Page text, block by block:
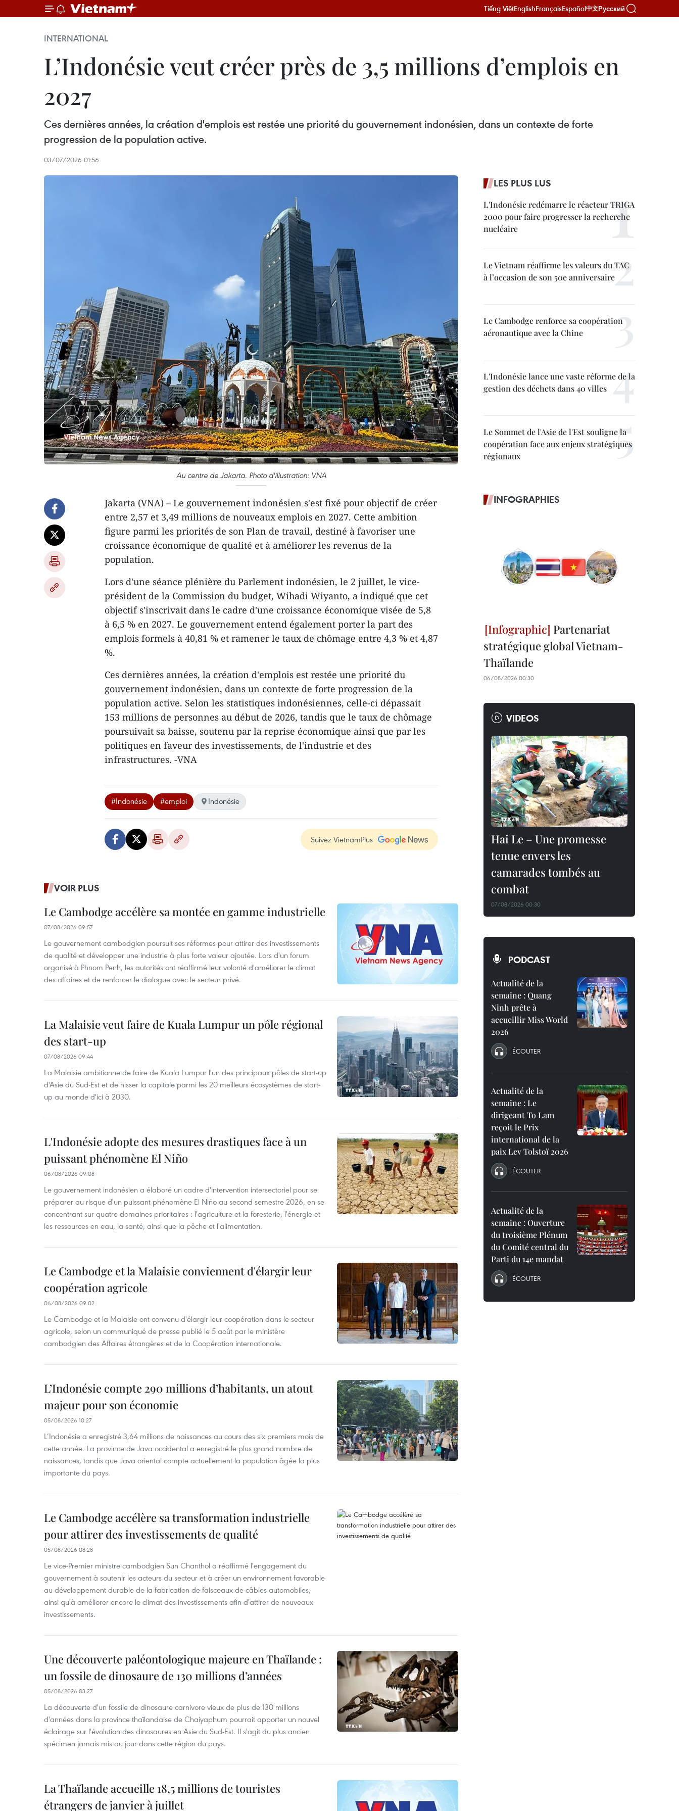
Tiếng ViệtEnglishFrançaisEspañol中文Русский
INTERNATIONAL
L’Indonésie veut créer près de 3,5 millions d’emplois en
2027
Ces dernières années, la création d'emplois est restée une priorité du gouvernement indonésien, dans un contexte de forte
progression de la population active.
03/07/2026 01:56
Au centre de Jakarta. Photo d'illustration: VNA
Jakarta (VNA) – Le gouvernement indonésien s'est fixé pour objectif de créer
entre 2,57 et 3,49 millions de nouveaux emplois en 2027. Cette ambition
figure parmi les priorités de son Plan de travail, destiné à favoriser une
croissance économique de qualité et à améliorer les revenus de la
population.
​Lors d'une séance plénière du Parlement indonésien, le 2 juillet, le vice-
président de la Commission du budget, Wihadi Wiyanto, a indiqué que cet
objectif s'inscrivait dans le cadre d'une croissance économique visée de 5,8
à 6,5 % en 2027. Le gouvernement entend également porter la part des
emplois formels à 40,81 % et ramener le taux de chômage entre 4,3 % et 4,87
%.
​Ces dernières années, la création d'emplois est restée une priorité du
gouvernement indonésien, dans un contexte de forte progression de la
population active. Selon les statistiques indonésiennes, celle-ci dépassait
153 millions de personnes au début de 2026, tandis que le taux de chômage
poursuivait sa baisse, soutenu par la reprise économique ainsi que par les
politiques en faveur des investissements, de l'industrie et des
infrastructures. -VNA
#Indonésie #emploi Indonésie
Suivez VietnamPlus
VOIR PLUS
Le Cambodge accélère sa montée en gamme industrielle
07/08/2026 09:57
Le gouvernement cambodgien poursuit ses réformes pour attirer des investissements
de qualité et développer une industrie à plus forte valeur ajoutée. Lors d'un forum
organisé à Phnom Penh, les autorités ont réaffirmé leur volonté d'améliorer le climat
des affaires et de renforcer le dialogue avec le secteur privé.
La Malaisie veut faire de Kuala Lumpur un pôle régional
des start-up
07/08/2026 09:44
La Malaisie ambitionne de faire de Kuala Lumpur l'un des principaux pôles de start-up
d'Asie du Sud-Est et de hisser la capitale parmi les 20 meilleurs écosystèmes de start-
up au monde d'ici à 2030.
L'Indonésie adopte des mesures drastiques face à un
puissant phénomène El Niño
06/08/2026 09:08
Le gouvernement indonésien a élaboré un cadre d'intervention intersectoriel pour se
préparer au risque d'un puissant phénomène El Niño au second semestre 2026, en se
concentrant sur quatre domaines prioritaires : l'agriculture et la foresterie, l'énergie et
les ressources en eau, la santé, ainsi que la pêche et l'alimentation.
Le Cambodge et la Malaisie conviennent d'élargir leur
coopération agricole
06/08/2026 09:02
Le Cambodge et la Malaisie ont convenu d'élargir leur coopération dans le secteur
agricole, selon un communiqué de presse publié le 5 août par le ministère
cambodgien des Affaires étrangères et de la Coopération internationale.
L’Indonésie compte 290 millions d’habitants, un atout
majeur pour son économie
05/08/2026 10:27
L’Indonésie a enregistré 3,64 millions de naissances au cours des six premiers mois de
cette année. La province de Java occidental a enregistré le plus grand nombre de
naissances, tandis que Java oriental compte actuellement la population âgée la plus
importante du pays.
Le Cambodge accélère sa transformation industrielle
pour attirer des investissements de qualité
05/08/2026 08:28
Le vice-Premier ministre cambodgien Sun Chanthol a réaffirmé l'engagement du
gouvernement à soutenir les acteurs du secteur et à créer un environnement favorable
au développement durable de la fabrication de faisceaux de câbles automobiles,
ainsi qu'à améliorer encore le climat des investissements afin d'attirer de nouveaux
investissements.
Une découverte paléontologique majeure en Thaïlande :
un fossile de dinosaure de 130 millions d’années
05/08/2026 03:27
La découverte d'un fossile de dinosaure carnivore vieux de plus de 130 millions
d'années dans la province thaïlandaise de Chaiyaphum pourrait apporter un nouvel
éclairage sur l'évolution des dinosaures en Asie du Sud-Est. Il s'agit du plus ancien
spécimen jamais mis au jour dans cette région du pays.
La Thaïlande accueille 18,5 millions de touristes
étrangers de janvier à juillet
LES PLUS LUS
L'Indonésie redémarre le réacteur TRIGA
2000 pour faire progresser la recherche
nucléaire
Le Vietnam réaffirme les valeurs du TAC
à l’occasion de son 50e anniversaire
Le Cambodge renforce sa coopération
aéronautique avec la Chine
L'Indonésie lance une vaste réforme de la
gestion des déchets dans 40 villes
Le Sommet de l'Asie de l'Est souligne la
coopération face aux enjeux stratégiques
régionaux
INFOGRAPHIES
Partenariat
stratégique global Vietnam-
Thaïlande
06/08/2026 00:30
VIDEOS
Hai Le – Une promesse
tenue envers les
camarades tombés au
combat
07/08/2026 00:30
PODCAST
Actualité de la
semaine : Quang
Ninh prête à
accueillir Miss World
2026
ÉCOUTER
Actualité de la
semaine : Le
dirigeant To Lam
reçoit le Prix
international de la
paix Lev Tolstoï 2026
ÉCOUTER
Actualité de la
semaine : Ouverture
du troisième Plénum
du Comité central du
Parti du 14e mandat
ÉCOUTER